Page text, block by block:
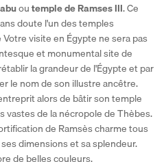
ou temple de Ramses III. Ce
doute l'un des temples
visite en Égypte ne sera pas
et monumental site de
la grandeur de l'Égypte et par
le nom de son illustre ancêtre.
alors de bâtir son temple
vastes de la nécropole de Thèbes.
de Ramsès charme tous
dimensions et sa splendeur.
de belles couleurs.